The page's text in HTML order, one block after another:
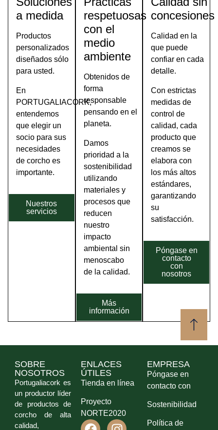
Como
a medida
Productos
personalizados
diseñados sólo
para usted.
En
PORTUGALIACORK,
entendemos
que elegir un
socio para sus
necesidades
de corcho es
importante.
Nuestros
servicios
respetuosas
con el
medio
ambiente
Obtenidos de
forma
responsable
pensando en el
planeta.
Damos
prioridad a la
sostenibilidad
utilizando
materiales y
procesos que
reducen
nuestro
impacto
ambiental sin
menoscabo
de la calidad.
Más
información
concesiones
Calidad en la
que puede
confiar en cada
detalle.
Con estrictas
medidas de
control de
calidad, cada
producto que
creamos se
elabora con
los más altos
estándares,
garantizando
su
satisfacción.
Póngase en
contacto
con
nosotros
SOBRE
NOSOTROS
Portugaliacork es
un productor líder
de productos de
corcho de alta
calidad,
ENLACES
ÚTILES
Tienda en línea
Proyecto
NORTE2020
EMPRESA
Póngase en
contacto con
Sostenibilidad
Política de